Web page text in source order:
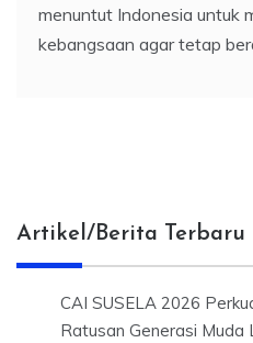
menuntut Indonesia untuk
kebangsaan agar tetap
Artikel/Berita Terbaru
CAI SUSELA 2026
Ratusan Generasi Muda